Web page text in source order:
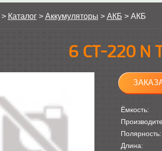
> Каталог> Аккумуляторы > АКБ > АКБ
6 СТ-220 N
Ёмкость:
Полярность:
Длина: